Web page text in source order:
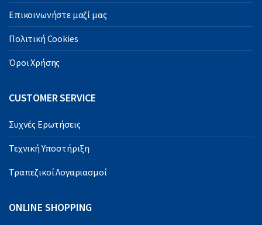
Επικοινωνήστε μαζί μας
Πολιτική Cookies
Όροι Χρήσης
CUSTOMER SERVICE
Συχνές Ερωτήσεις
Τεχνική Υποστήριξη
Τραπεζικοί Λογαριασμοί
ONLINE SHOPPING